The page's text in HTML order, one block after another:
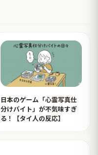
日本のゲーム「心霊写真仕
分けバイト」が不気味すぎ
る！【タイ人の反応】